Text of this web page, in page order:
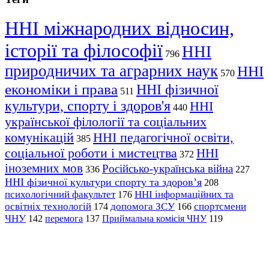
ННІ міжнародних відносин,
історії та філософії 796 ННІ
природничих та аграрних наук 570 ННІ
економіки і права 511 ННІ фізичної
культури, спорту і здоров'я 440 ННІ
української філології та соціальних
комунікацій 385 ННІ педагогічної освіти,
соціальної роботи і мистецтва 372 ННІ
іноземних мов 336 Російсько-українська війна 227
ННІ фізичної культури спорту та здоров’я 208
психологічний факультет 176 ННІ інформаційних та
освітніх технологій 174 допомога ЗСУ 166 спортсмени
ЧНУ 142 перемога 137 Приймальна комісія ЧНУ 119